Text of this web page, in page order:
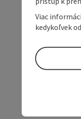
Viac
kedykoľvek